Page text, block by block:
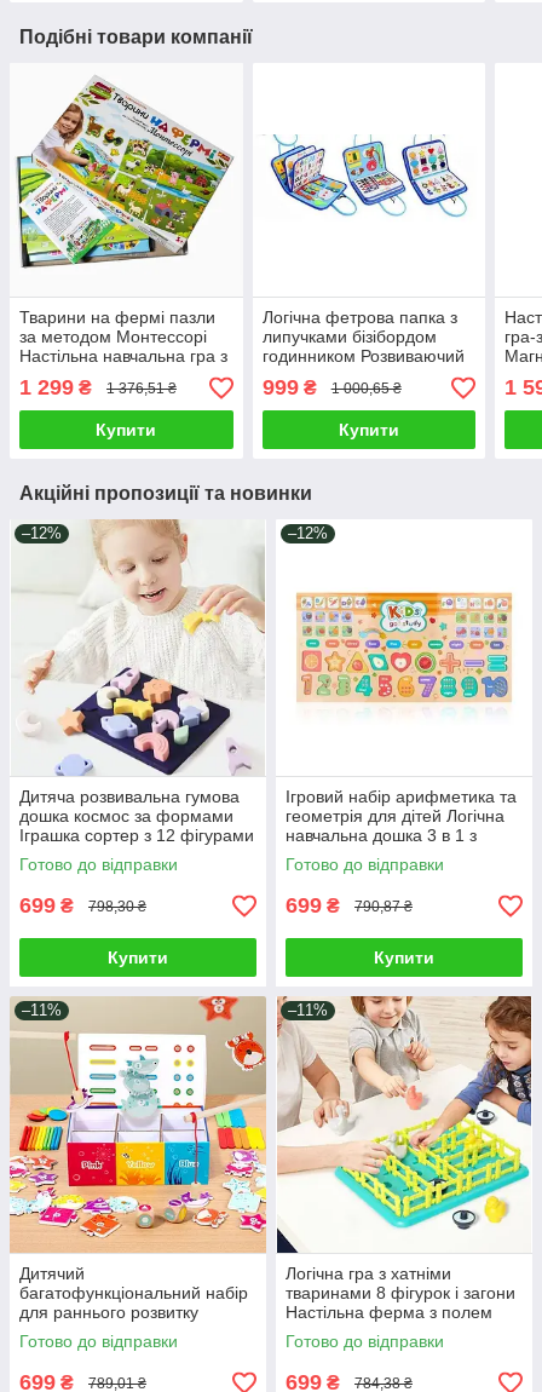
Подібні товари компанії
Тварини на фермі пазли
за методом Монтессорі
Настільна навчальна гра з
вгадай 3d формат
1 299 ₴ 1 376,51 ₴
Купити
Логічна фетрова папка з
липучками бізібордом
годинником Розвиваючий
англійською дошкою
маркером
999₴ 1 000,65 ₴
Купити
гра-
1
Акційні пропозиції та новинки
–12%
Дитяча розвивальна гумова
дошка космос за формами
Іграшка сортер з 12 фігурами
штампи для малюків
Готово до відправки
699 ₴ 798,30 ₴
Купити
–12%
Ігровий набір арифметика та
геометрія для дітей Логічна
навчальна дошка 3 в 1 з
магнітною риболовлею з
вудкою з наклейками
Готово до відправки
699 ₴ 790,87 ₴
Купити
–11%
Дитячий
багатофункціональний набір
для раннього розвитку
малюка магнітна рибалка
нейрогра сортер по
Готово до відправки
699 ₴ 789,01 ₴
–11%
Логічна гра з хатніми
тваринами 8 фігурок і загони
Настільна ферма з полем
головоломка для дітей
Готово до відправки
699 ₴ 784,38 ₴